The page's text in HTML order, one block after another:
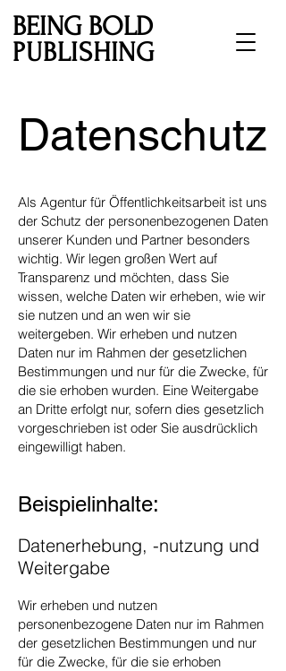
BEING BOLD
PUBLISHING
Datenschutz
Als Agentur für Öffentlichkeitsarbeit ist uns
der Schutz der personenbezogenen Daten
unserer Kunden und Partner besonders
wichtig. Wir legen großen Wert auf
Transparenz und möchten, dass Sie
wissen, welche Daten wir erheben, wie wir
sie nutzen und an wen wir sie
weitergeben. Wir erheben und nutzen
Daten nur im Rahmen der gesetzlichen
Bestimmungen und nur für die Zwecke, für
die sie erhoben wurden. Eine Weitergabe
an Dritte erfolgt nur, sofern dies gesetzlich
vorgeschrieben ist oder Sie ausdrücklich
eingewilligt haben.
Beispielinhalte:
Datenerhebung, -nutzung und
Weitergabe
Wir erheben und nutzen
personenbezogene Daten nur im Rahmen
der gesetzlichen Bestimmungen und nur
für die Zwecke, für die sie erhoben